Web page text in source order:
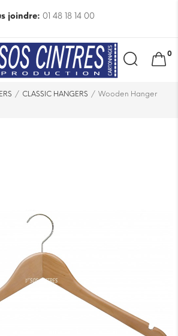
joindre: 01 48 18 14 00
Search
for:
0
CLASSIC HANGERS
Wooden Hanger